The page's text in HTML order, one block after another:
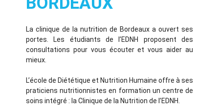
La clinique de la nutrition de Bordeaux a ouvert ses
portes. Les étudiants de l’EDNH proposent des
consultations pour vous écouter et vous aider au
mieux.
L’école de Diététique et Nutrition Humaine offre à ses
praticiens nutritionnistes en formation un centre de
soins intégré : la Clinique de la Nutrition de l’EDNH.